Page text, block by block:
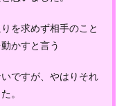
を求めず相手のこと
かすと言う
ですが、やはりそれ
。